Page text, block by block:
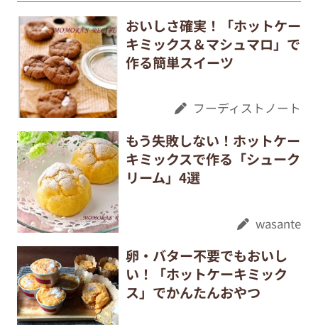
おいしさ確実！「ホットケー
キミックス＆マシュマロ」で
作る簡単スイーツ
フーディストノート
もう失敗しない！ホットケー
キミックスで作る「シューク
リーム」4選
wasante
卵・バター不要でもおいし
い！「ホットケーキミック
ス」でかんたんおやつ